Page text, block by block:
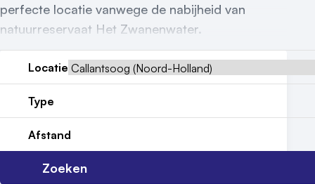
Contact
perfecte locatie vanwege de nabijheid van
natuurreservaat Het Zwanenwater.
Locatie
Type
Afstand
Zoeken